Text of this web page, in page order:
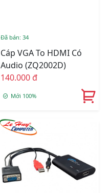
Đã bán: 34
Cáp VGA To HDMI Có
Audio (ZQ2002D)
140.000 đ
Mới 100%